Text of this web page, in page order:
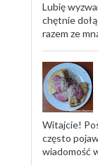
Lubię
chętnie
razem ze
Witajcie!
często
wiadomość